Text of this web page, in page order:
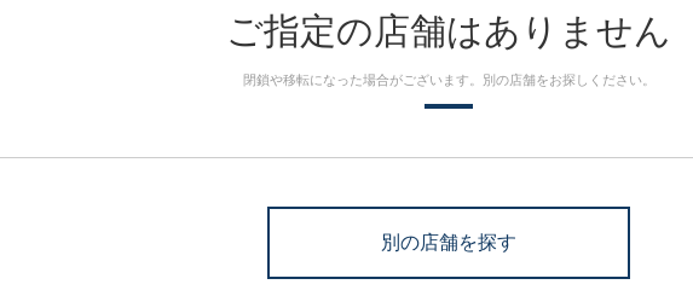
ご指定の店舗はありません
閉鎖や移転になった場合がございます。別の店舗をお探しください。
別の店舗を探す